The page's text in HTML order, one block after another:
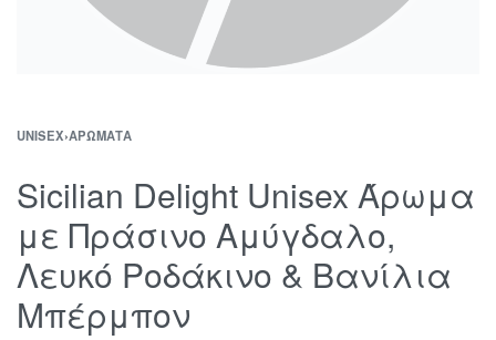
UNISEX›ΑΡΏΜΑΤΑ
Sicilian Delight Unisex Άρωμα
με Πράσινο Αμύγδαλο,
Λευκό Ροδάκινο & Βανίλια
Μπέρμπον